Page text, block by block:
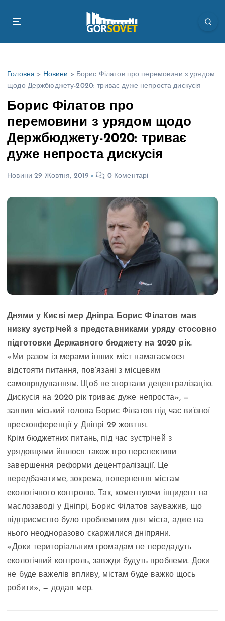
Головна > Новини > Борис Філатов про перемовини з урядом
щодо Держбюджету-2020: триває дуже непроста дискусія
Борис Філатов про
перемовини з урядом щодо
Держбюджету-2020: триває
дуже непроста дискусія
Новини 29 Жовтня, 2019 0 Коментарі
Днями у Києві мер Дніпра Борис Філатов мав
низку зустрічей з представниками уряду стосовно
підготовки Державного бюджету на 2020 рік.
«Ми разом із мерами інших міст намагаємося
відстояти питання, пов‘язані з місцевим
самоврядуванням. Щоб не згортали децентралізацію.
Дискусія на 2020 рік триває дуже непроста», —
заявив міський голова Борис Філатов під час виїзної
пресконференції у Дніпрі 29 жовтня.
Крім бюджетних питань, під час зустрічей з
урядовцями йшлося також про перспективи
завершення реформи децентралізації. Це
передбачатиме, зокрема, повернення містам
екологічного контролю. Так, коментуючи інцидент на
маслозаводі у Дніпрі, Борис Філатов зауважив, що
підприємство було проблемним для міста, адже на
нього неодноразово скаржилися дніпряни.
«Доки територіальним громадам не передадуть
екологічний контроль, завжди будуть проблеми. Доки
не буде важелів впливу, містам буде важко щось
робити», — додав мер.